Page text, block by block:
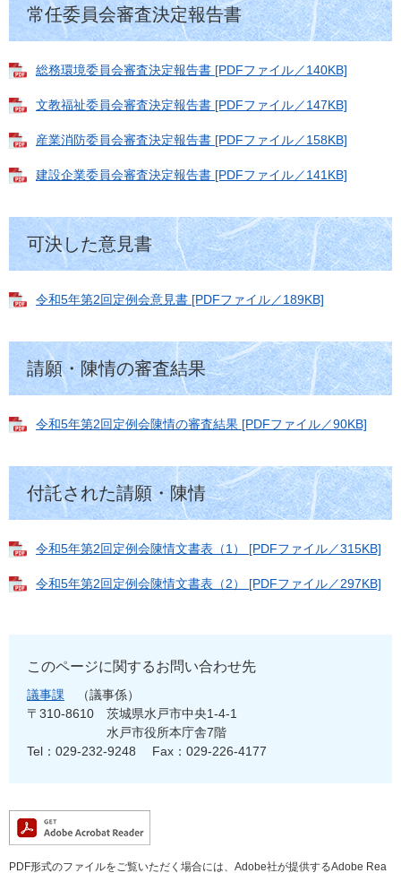
常任委員会審査決定報告書
総務環境委員会審査決定報告書 [PDFファイル／140KB]
文教福祉委員会審査決定報告書 [PDFファイル／147KB]
産業消防委員会審査決定報告書 [PDFファイル／158KB]
建設企業委員会審査決定報告書 [PDFファイル／141KB]
可決した意見書
令和5年第2回定例会意見書 [PDFファイル／189KB]
請願・陳情の審査結果
令和5年第2回定例会陳情の審査結果 [PDFファイル／90KB]
付託された請願・陳情
令和5年第2回定例会陳情文書表（1） [PDFファイル／315KB]
令和5年第2回定例会陳情文書表（2） [PDFファイル／297KB]
このページに関するお問い合わせ先
議事課
議事係
〒310-8610
茨城県水戸市中央1-4-1
水戸市役所本庁舎7階
Tel：029-232-9248
Fax：029-226-4177
PDF形式のファイルをご覧いただく場合には、Adobe社が提供するAdobe Rea